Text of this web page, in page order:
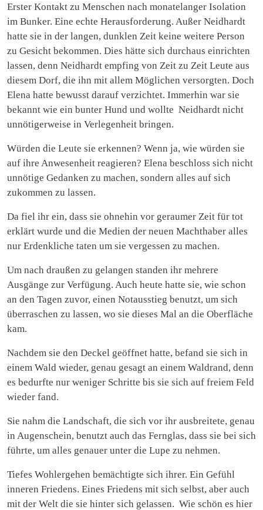
Erster Kontakt zu Menschen nach monatelanger Isolation
im Bunker. Eine echte Herausforderung. Außer Neidhardt
hatte sie in der langen, dunklen Zeit keine weitere Person
zu Gesicht bekommen. Dies hätte sich durchaus einrichten
lassen, denn Neidhardt empfing von Zeit zu Zeit Leute aus
diesem Dorf, die ihn mit allem Möglichen versorgten. Doch
Elena hatte bewusst darauf verzichtet. Immerhin war sie
bekannt wie ein bunter Hund und wollte Neidhardt nicht
unnötigerweise in Verlegenheit bringen.
Würden die Leute sie erkennen? Wenn ja, wie würden sie
auf ihre Anwesenheit reagieren? Elena beschloss sich nicht
unnötige Gedanken zu machen, sondern alles auf sich
zukommen zu lassen.
Da fiel ihr ein, dass sie ohnehin vor geraumer Zeit für tot
erklärt wurde und die Medien der neuen Machthaber alles
nur Erdenkliche taten um sie vergessen zu machen.
Um nach draußen zu gelangen standen ihr mehrere
Ausgänge zur Verfügung. Auch heute hatte sie, wie schon
an den Tagen zuvor, einen Notausstieg benutzt, um sich
überraschen zu lassen, wo sie dieses Mal an die Oberfläche
kam.
Nachdem sie den Deckel geöffnet hatte, befand sie sich in
einem Wald wieder, genau gesagt an einem Waldrand, denn
es bedurfte nur weniger Schritte bis sie sich auf freiem Feld
wieder fand.
Sie nahm die Landschaft, die sich vor ihr ausbreitete, genau
in Augenschein, benutzt auch das Fernglas, dass sie bei sich
führte, um alles genauer unter die Lupe zu nehmen.
Tiefes Wohlergehen bemächtigte sich ihrer. Ein Gefühl
inneren Friedens. Eines Friedens mit sich selbst, aber auch
mit der Welt die sie hinter sich gelassen. Wie schön es hier